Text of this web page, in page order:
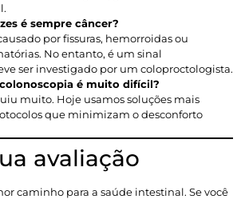
é sempre câncer?
por fissuras, hemorroidas ou
No entanto, é um sinal
ser investigado por um coloproctologista.
é muito difícil?
muito. Hoje usamos soluções mais
que minimizam o desconforto
avaliação
caminho para a saúde intestinal. Se você